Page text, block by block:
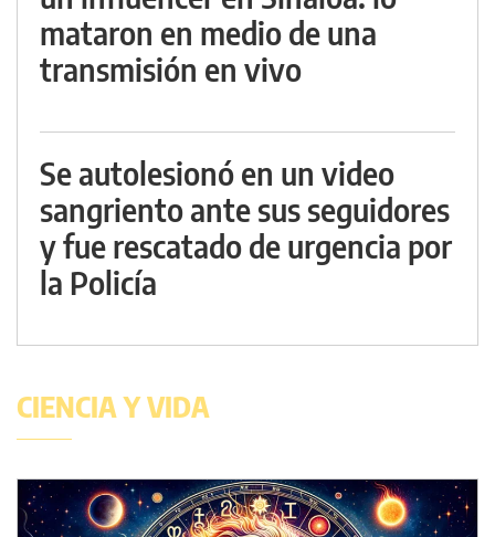
mataron en medio de una
transmisión en vivo
Se autolesionó en un video
sangriento ante sus seguidores
y fue rescatado de urgencia por
la Policía
CIENCIA Y VIDA